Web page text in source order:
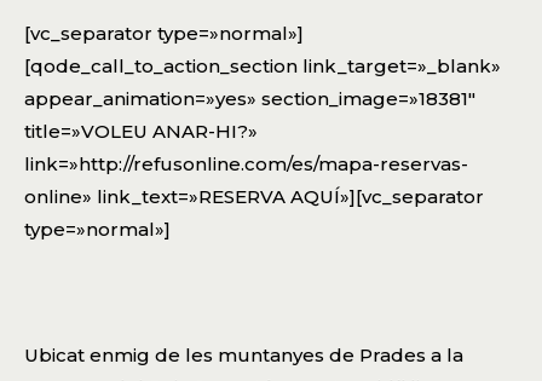
[vc_separator type=»normal»]
[qode_call_to_action_section link_target=»_blank»
appear_animation=»yes» section_image=»18381″
title=»VOLEU ANAR-HI?»
link=»http://refusonline.com/es/mapa-reservas-
online» link_text=»RESERVA AQUÍ»][vc_separator
type=»normal»]
Ubicat enmig de les muntanyes de Prades a la